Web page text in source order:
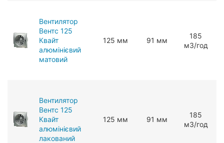
Вентилятор
Вентс 125
Квайт
алюмінієвий
матовий
125 мм 91 мм
185
мЗ/год
Вентилятор
Вентс 125
Квайт
алюмінієвий
лакований
125 мм 91 мм
185
мЗ/год